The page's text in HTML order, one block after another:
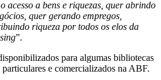
acesso a bens e riquezas, quer abrindo
quer gerando empregos,
riqueza por todos os elos da
”.
para algumas bibliotecas
e comercializados na ABF.